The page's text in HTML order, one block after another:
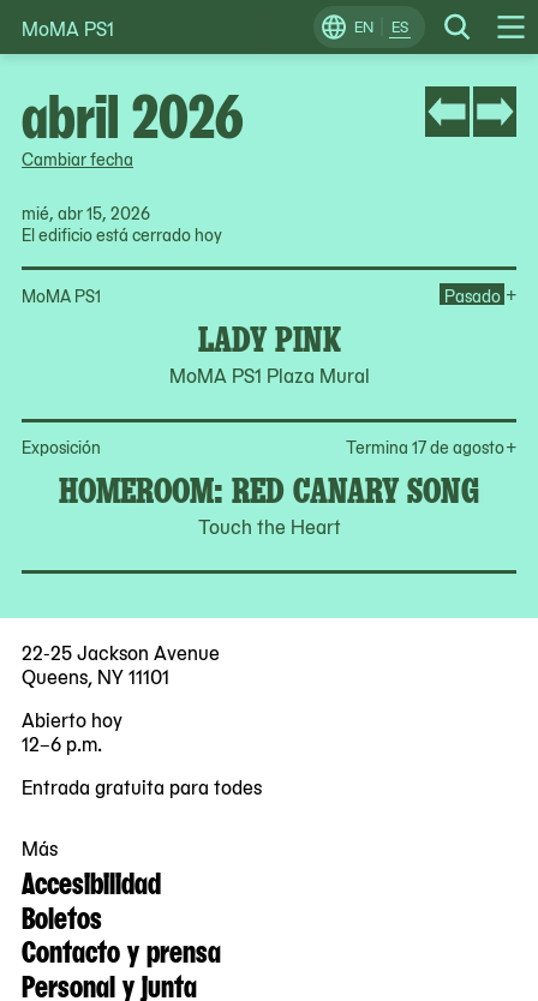
Skip
to
EN ES Search
Change
Locale
MoMA PS1
Cambiar fecha
mié, abr 15, 2026
El edificio está cerrado hoy
MoMA PS1
LADY PINK
MoMA PS1 Plaza Mural
Pasado +
Exposición
HOMEROOM: RED CANARY SONG
Touch the Heart
Termina 17 de agosto+
abril 2026
22-25 Jackson Avenue
Queens, NY 11101
Abierto hoy
12–6 p.m.
Entrada gratuita para todes
Más
Accesibilidad
Boletos
Contacto y prensa
Personal y junta